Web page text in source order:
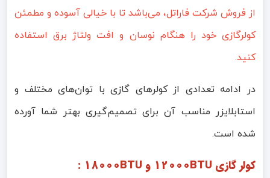
از فروش شرکت فاراتل، می‌باشد تا با خیالی آسوده و مطمئن
کولرگازی خود را هنگام نوسان و افت ولتاژ برق استفاده
کنید.
در ادامه تعدادی از کولرهای گازی با توان‌های مختلف و
استابلایزر مناسب آن برای تصمیم‌گیری بهتر شما آورده
شده است.
کولر گازی 12000BTU و 18000BTU :